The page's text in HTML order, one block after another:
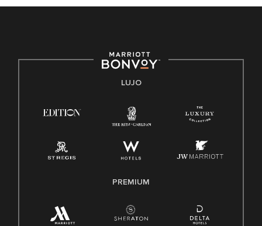
Derecho a trabajar inglés/español
Conozca sus derechos
Ley de licencia familiar y médica (FMLA)
LUJO
PREMIUM